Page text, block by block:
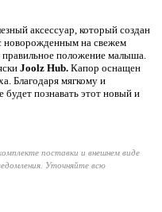
аксессуар, который создан
новорожденным на свежем
правильное положение малыша.
Joolz Hub. Капор оснащен
Благодаря мягкому и
познавать этот новый и
поставки и внешнем виде
Уточняйте всю